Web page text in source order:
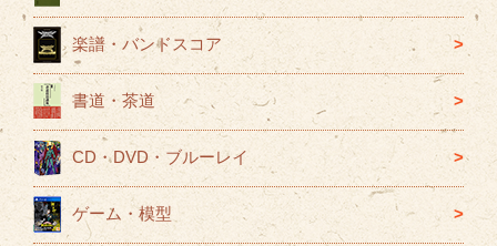
楽譜・バンドスコア
書道・茶道
CD・DVD・ブルーレイ
ゲーム・模型